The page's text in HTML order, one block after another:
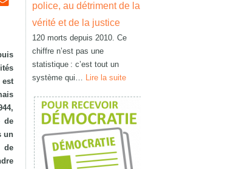
de
un
de
police, au détriment de la
vérité et de la justice
120 morts depuis 2010. Ce
chiffre n’est pas une
statistique : c’est tout un
système qui… Lire la suite